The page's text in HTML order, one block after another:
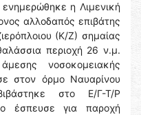
η Λιμενική
αλλοδαπός επιβάτης
(Κ/Ζ) σημαίας
περιοχή 26 ν.μ.
νοσοκομειακής
στον όρμο Ναυαρίνου
στο Ε/Γ-Τ/Ρ
έσπευσε για παροχή